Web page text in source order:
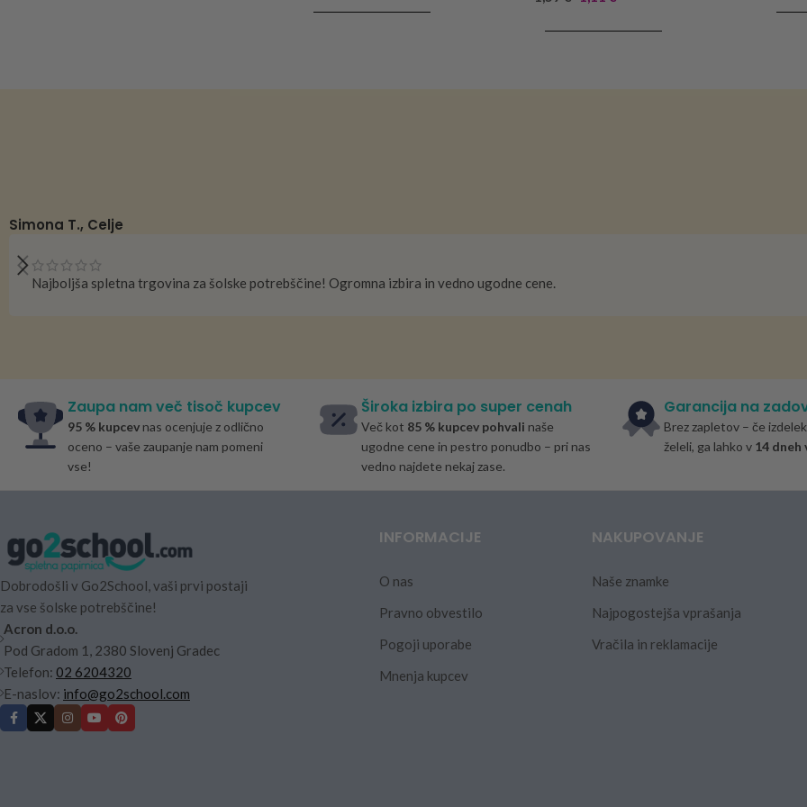
Simona T., Celje
Najboljša spletna trgovina za šolske potrebščine! Ogromna izbira in vedno ugodne cene.
Zaupa nam več tisoč kupcev
95 % kupcev nas ocenjuje z odlično
oceno – vaše zaupanje nam pomeni
vse!
Široka izbira po super cenah
Več kot 85 % kupcev pohvali naše
ugodne cene in pestro ponudbo – pri nas
vedno najdete nekaj zase.
Garancija na
Brez zapletov – če
želeli, ga lahko v 14 dneh
Dobrodošli v Go2School, vaši prvi postaji
za vse šolske potrebščine!
Acron d.o.o.
Pod Gradom 1, 2380 Slovenj Gradec
Telefon: 02 6204320
E-naslov: info@go2school.com
INFORMACIJE
O nas
Pravno obvestilo
Pogoji uporabe
Mnenja kupcev
NAKUPOVANJE
Naše znamke
Najpogostejša vprašanja
Vračila in reklamacije